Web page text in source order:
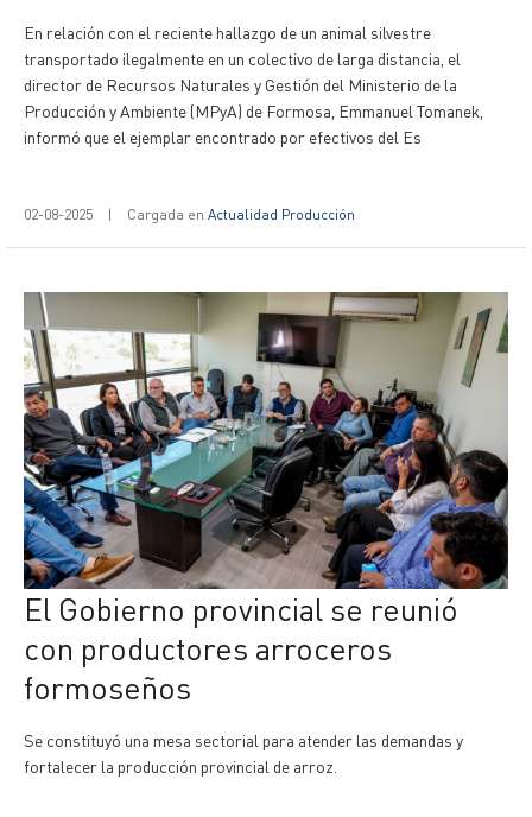
En relación con el reciente hallazgo de un animal silvestre
transportado ilegalmente en un colectivo de larga distancia, el
director de Recursos Naturales y Gestión del Ministerio de la
Producción y Ambiente (MPyA) de Formosa, Emmanuel Tomanek,
informó que el ejemplar encontrado por efectivos del Es
02-08-2025 | Cargada en Actualidad Producción
El Gobierno provincial se reunió
con productores arroceros
formoseños
Se constituyó una mesa sectorial para atender las demandas y
fortalecer la producción provincial de arroz.